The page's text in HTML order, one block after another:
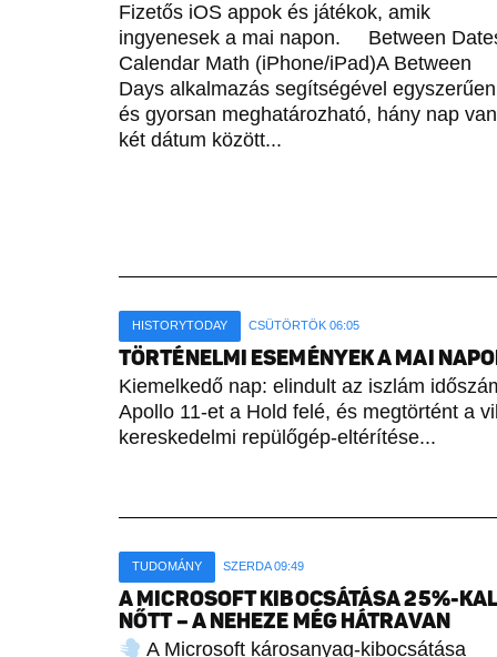
Fizetős iOS appok és játékok, amik
ingyenesek a mai napon. Between
Calendar Math (iPhone/iPad)A Between
Days alkalmazás segítségével egyszerűen
és gyorsan meghatározható, hány nap van
két dátum között...
HISTORYTODAY CSÜTÖRTÖK 06:05
TÖRTÉNELMI ESEMÉNYEK A MAI
Kiemelkedő nap: elindult az iszlám
Apollo 11-et a Hold felé, és megtörtént a
kereskedelmi repülőgép-eltérítése...
TUDOMÁNY SZERDA 09:49
A MICROSOFT KIBOCSÁTÁSA 25%-KAL
NŐTT – A NEHEZE MÉG HÁTRAVAN
A Microsoft károsanyag-kibocsátása